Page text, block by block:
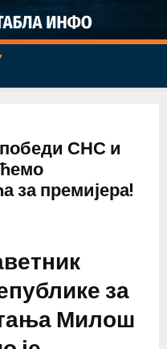
СНС и
за премијера!
за
Милош